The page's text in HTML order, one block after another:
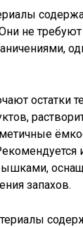
не
остатки
запахов.